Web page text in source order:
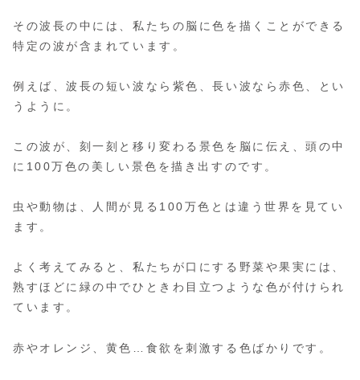
その波長の中には、私たちの脳に色を描くことができる
特定の波が含まれています。
例えば、波長の短い波なら紫色、長い波なら赤色、とい
うように。
この波が、刻一刻と移り変わる景色を脳に伝え、頭の中
に100万色の美しい景色を描き出すのです。
虫や動物は、人間が見る100万色とは違う世界を見てい
ます。
よく考えてみると、私たちが口にする野菜や果実には、
熟すほどに緑の中でひときわ目立つような色が付けられ
ています。
赤やオレンジ、黄色…食欲を刺激する色ばかりです。